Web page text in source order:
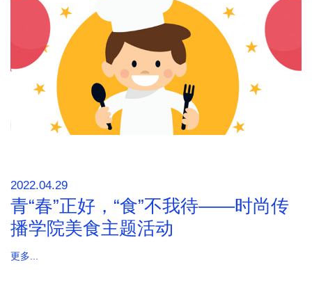
2022.04.29
青“春”正好，“食”不我待——时尚传
播学院美食主题活动
更多...